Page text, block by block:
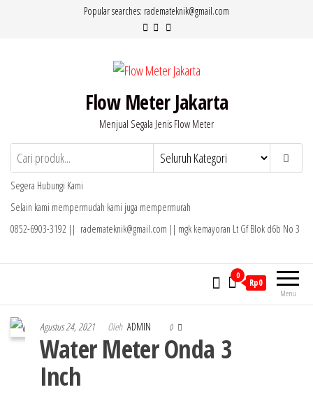
Popular searches: rademateknik@gmail.com
Flow Meter Jakarta
Menjual Segala Jenis Flow Meter
Segera Hubungi Kami
Selain kami mempermudah kami juga mempermurah
0852-6903-3192 || rademateknik@gmail.com || mgk kemayoran Lt Gf Blok d6b No 3
Menu
0
Rp0
Agustus 24, 2021 Oleh ADMIN 0
Water Meter Onda 3
Inch